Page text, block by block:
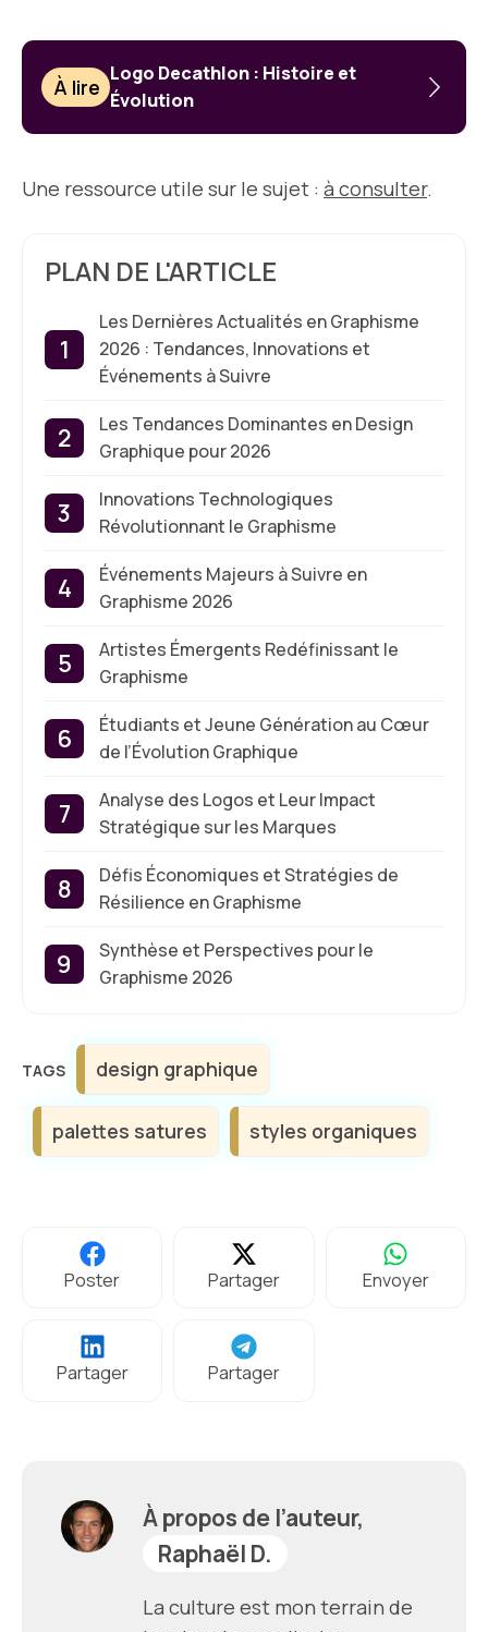
À lire
Logo Decathlon : Histoire et
Évolution
Une ressource utile sur le sujet : à consulter.
PLAN DE L'ARTICLE
Les Dernières Actualités en Graphisme
2026 : Tendances, Innovations et
Événements à Suivre
Les Tendances Dominantes en Design
Graphique pour 2026
Innovations Technologiques
Révolutionnant le Graphisme
Événements Majeurs à Suivre en
Graphisme 2026
Artistes Émergents Redéfinissant le
Graphisme
Étudiants et Jeune Génération au Cœur
de l’Évolution Graphique
Analyse des Logos et Leur Impact
Stratégique sur les Marques
Défis Économiques et Stratégies de
Résilience en Graphisme
Synthèse et Perspectives pour le
Graphisme 2026
Étiquettes
design graphique
palettes satures styles organiques
Poster Partager Envoyer
Partager Partager
À propos de l’auteur,
Raphaël D.
La culture est mon terrain de